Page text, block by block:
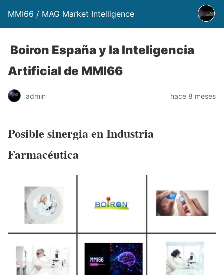
MMI66 / MAG Market Intelligence
Boiron España y la Inteligencia
Artificial de MMI66
admin hace 8 meses
Posible sinergia en Industria
Farmacéutica